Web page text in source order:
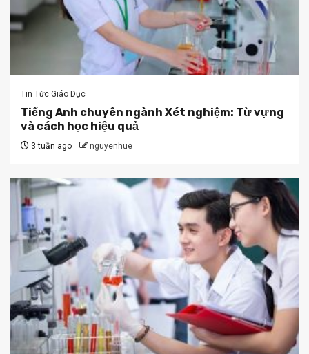
Tin Tức Giáo Dục
Tiếng Anh chuyên ngành Xét nghiệm: Từ vựng
và cách học hiệu quả
3 tuần ago nguyenhue